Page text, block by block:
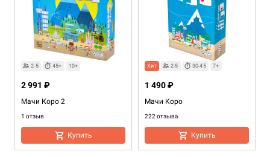
2-5 45+ 10+
Мачи Коро 2
1 отзыв
2 991 ₽
Купить
Хит 2-5 30-45 7+
Мачи Коро
222 отзыва
1 490 ₽
Купить